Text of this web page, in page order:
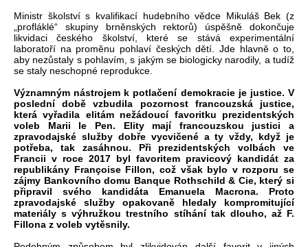
Ministr školství s kvalifikací hudebního vědce Mikuláš Bek (z
„profláklé“ skupiny brněnských rektorů) úspěšně dokončuje
likvidaci českého školství, které se stává experimentální
laboratoří na proměnu pohlaví českých dětí. Jde hlavně o to,
aby nezůstaly s pohlavím, s jakým se biologicky narodily, a tudíž
se staly neschopné reprodukce.
Významným nástrojem k potlačení demokracie je justice. V
poslední době vzbudila pozornost francouzská justice,
která vyřadila elitám nežádoucí favoritku prezidentských
voleb Marii le Pen. Elity mají francouzskou justici a
zpravodajské služby dobře vycvičené a ty vždy, když je
potřeba, tak zasáhnou. Při prezidentských volbách ve
Francii v roce 2017 byl favoritem pravicový kandidát za
republikány Françoise Fillon, což však bylo v rozporu se
zájmy Bankovního domu Banque Rothschild & Cie, který si
připravil svého kandidáta Emanuela Macrona. Proto
zpravodajské služby opakovaně hledaly kompromitující
materiály s výhružkou trestního stíhání tak dlouho, až F.
Fillona z voleb vytěsnily.